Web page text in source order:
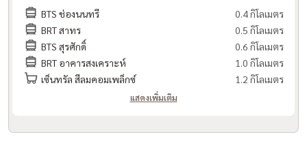
BTS ช่องนนทรี
0.4 กิโลเมตร
BRT สาทร
0.5 กิโลเมตร
BTS สุรศักดิ์
0.6 กิโลเมตร
BRT อาคารสงเคราะห์
1.0 กิโลเมตร
เซ็นทรัล สีลมคอมเพล็กซ์
1.2 กิโลเมตร
แสดงเพิ่มเติม